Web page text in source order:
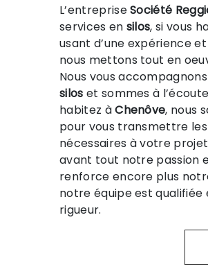
L’entrepriseSociété
services en silos, si vous
usant d’une expérience
nous mettons tout en
Nous vous
silos et sommes à
habitez àChenôve, nous
pour vous transmettre
nécessaires à votre
avant tout notre passion
renforce encore plus
notre équipe est
rigueur.